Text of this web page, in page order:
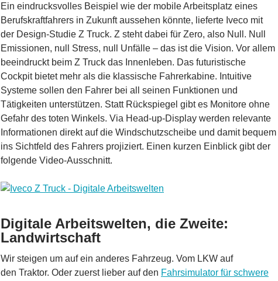
Ein eindrucksvolles Beispiel wie der mobile Arbeitsplatz eines
Berufskraftfahrers in Zukunft aussehen könnte, lieferte Iveco mit
der Design-Studie Z Truck. Z steht dabei für Zero, also Null. Null
Emissionen, null Stress, null Unfälle – das ist die Vision. Vor allem
beeindruckt beim Z Truck das Innenleben. Das futuristische
Cockpit bietet mehr als die klassische Fahrerkabine. Intuitive
Systeme sollen den Fahrer bei all seinen Funktionen und
Tätigkeiten unterstützen. Statt Rückspiegel gibt es Monitore ohne
Gefahr des toten Winkels. Via Head-up-Display werden relevante
Informationen direkt auf die Windschutzscheibe und damit bequem
ins Sichtfeld des Fahrers projiziert. Einen kurzen Einblick gibt der
folgende Video-Ausschnitt.
Digitale Arbeitswelten, die Zweite:
Landwirtschaft
Wir steigen um auf ein anderes Fahrzeug. Vom LKW auf
den Traktor. Oder zuerst lieber auf den Fahrsimulator für schwere